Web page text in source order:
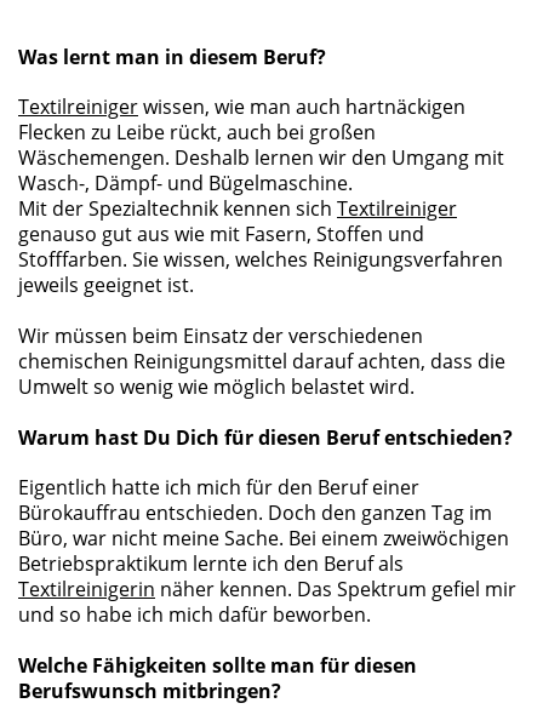
Was lernt man in diesem Beruf?
Textilreinigerwissen, wie man auch hartnäckigen
Flecken zu Leibe rückt, auch bei großen
Wäschemengen. Deshalb lernen wir den Umgang mit
Wasch-, Dämpf- und Bügelmaschine.
Mit der Spezialtechnik kennen sich Textilreiniger
genauso gut aus wie mit Fasern, Stoffen und
Stofffarben. Sie wissen, welches Reinigungsverfahren
jeweils geeignet ist.
Wir müssen beim Einsatz der verschiedenen
chemischen Reinigungsmittel darauf achten, dass die
Umwelt so wenig wie möglich belastet wird.
Warum hast Du Dich für diesen Beruf entschieden?
Eigentlich hatte ich mich für den Beruf einer
Bürokauffrau entschieden. Doch den ganzen Tag im
Büro, war nicht meine Sache. Bei einem zweiwöchigen
Betriebspraktikum lernte ich den Beruf als
Textilreinigerin näher kennen. Das Spektrum gefiel mir
und so habe ich mich dafür beworben.
Welche Fähigkeiten sollte man für diesen
Berufswunsch mitbringen?